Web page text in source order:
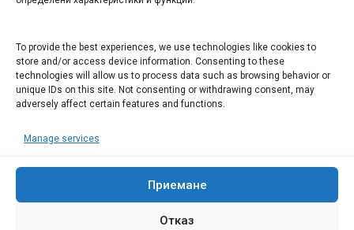
To provide the best experiences, we use technologies like cookies to
store and/or access device information. Consenting to these
technologies will allow us to process data such as browsing behavior or
unique IDs on this site. Not consenting or withdrawing consent, may
adversely affect certain features and functions.
Manage services
Приемане
Отказ
ИНСТИТУЦИИ В ЛОВЕЧ
Административен съд Ловеч
Областна администрация Ловеч
ОДМВР Ловеч
Окръжен съд Ловеч